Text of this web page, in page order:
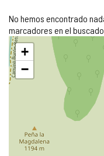
No hemos encontrado
marcadores en el
Saltar
mapa
+
−